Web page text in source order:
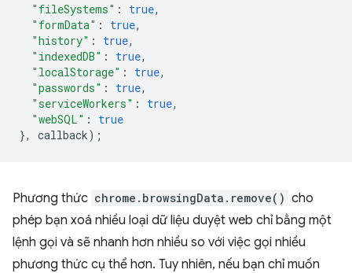
"fileSystems" : true,
"formData" : true,
"history" : true,
"indexedDB" : true,
"localStorage" : true,
"passwords" : true,
"serviceWorkers" : true,
"webSQL" :
true
},
callback);
Phương thức chrome.browsingData.remove() cho
phép bạn xoá nhiều loại dữ liệu duyệt web chỉ bằng một
lệnh gọi và sẽ nhanh hơn nhiều so với việc gọi nhiều
phương thức cụ thể hơn. Tuy nhiên, nếu bạn chỉ muốn